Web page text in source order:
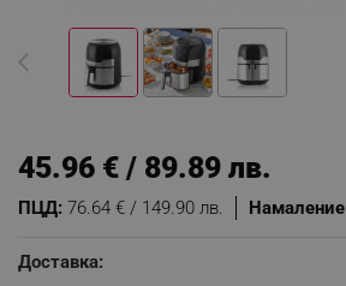
Намаление
ПЦД: 76.64 € / 149.90 лв.
45.96 € / 89.89 лв.
Доставка: